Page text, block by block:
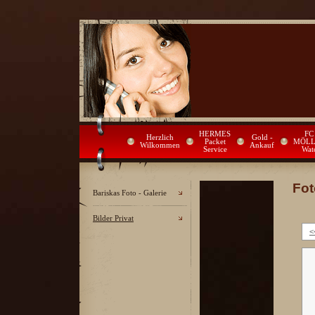
Herzlich
Wilkommen
HERMES
Packet
Service
Gold -
Ankauf
Bariskas Foto - Galerie
Bilder Privat